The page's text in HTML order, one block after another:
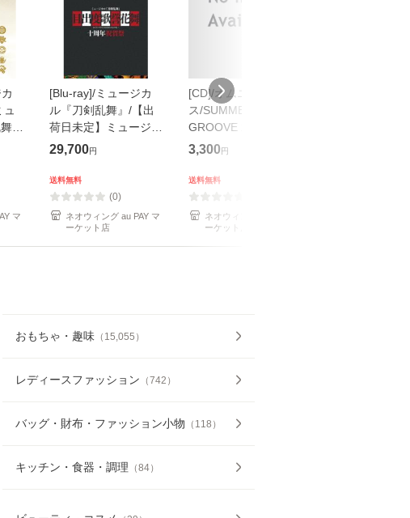
』
[Blu-ray]/ミュージカ
ル『刀剣乱舞』/【出
荷日未定】ミュージカ
ル『刀剣乱舞』 目出
賀祭 [初回限定
盤]/DAKEMPB-5036
29,700円
送料無料
(0)
ネオウィング au PAY マ
ーケット店
[CD]/オムニバ
ス/SUMMER
GROOVE 2025/ICD-
66168
3,300 円
送料無料
ネオウィング au PAY マ
ーケット店
おもちゃ・趣味（ 15,055 ）
レディースファッション （742 ）
バッグ・財布・ファッション小物 （ 118 ）
キッチン・食器・調理 （84）